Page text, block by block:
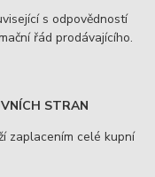
s odpovědností
řád prodávajícího.
STRAN
celé kupní